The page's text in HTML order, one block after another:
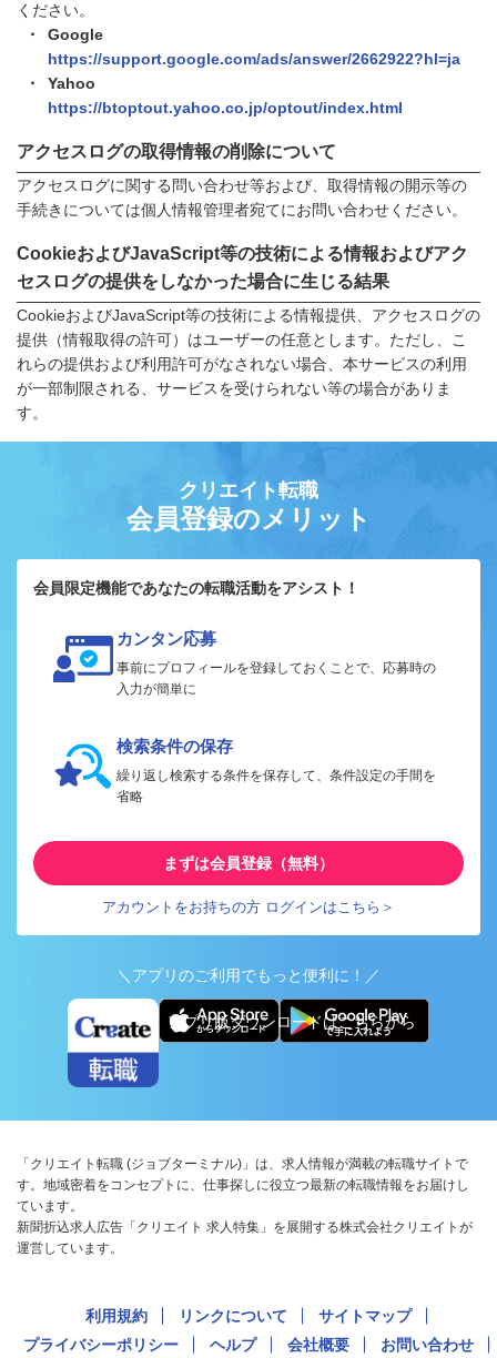
ください。
Google
https://support.google.com/ads/answer/2662922?hl=ja
Yahoo
https://btoptout.yahoo.co.jp/optout/index.html
アクセスログの取得情報の削除について
アクセスログに関する問い合わせ等および、取得情報の開示等の
手続きについては個人情報管理者宛てにお問い合わせください。
CookieおよびJavaScript等の技術による情報およびアク
セスログの提供をしなかった場合に生じる結果
CookieおよびJavaScript等の技術による情報提供、アクセスログの
提供（情報取得の許可）はユーザーの任意とします。ただし、こ
れらの提供および利用許可がなされない場合、本サービスの利用
が一部制限される、サービスを受けられない等の場合がありま
す。
クリエイト転職
会員登録のメリット
会員限定機能であなたの転職活動をアシスト！
カンタン応募
事前にプロフィールを登録しておくことで、応募時の
入力が簡単に
検索条件の保存
繰り返し検索する条件を保存して、条件設定の手間を
省略
まずは会員登録（無料）
アカウントをお持ちの方 ログインはこちら＞
＼アプリのご利用でもっと便利に！／
アプリ版ダウンロードはこちらから
「クリエイト転職 (ジョブターミナル)」は、求人情報が満載の転職サイトで
す。地域密着をコンセプトに、仕事探しに役立つ最新の転職情報をお届けし
ています。
新聞折込求人広告「クリエイト 求人特集」を展開する株式会社クリエイトが
運営しています。
利用規約 リンクについて
サイトマップ
プライバシーポリシー
ヘルプ 会社概要 お問い合わせ